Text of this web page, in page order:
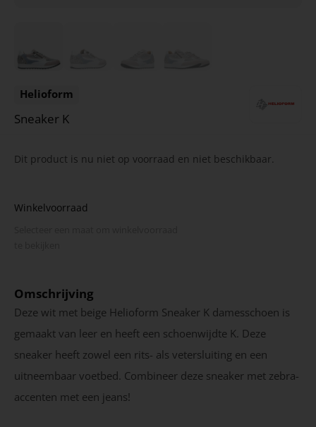
Helioform
Sneaker K
Dit product is nu niet op voorraad en niet beschikbaar.
Winkelvoorraad
Omschrijving
Deze wit met beige Helioform Sneaker K damesschoen is
gemaakt van leer en heeft een schoenwijdte K. Deze
sneaker heeft zowel een rits- als vetersluiting en een
uitneembaar voetbed. Combineer deze sneaker met zebra-
accenten met een jeans!